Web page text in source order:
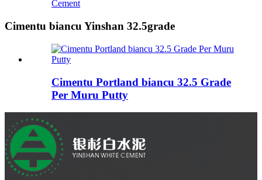
Cement
Cimentu biancu Yinshan 32.5grade
Cimentu Portland biancu 32.5 Grade
Per Muru Putty